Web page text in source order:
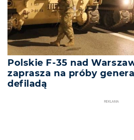
Polskie F-35 nad
zaprasza na próby
defiladą
REKLAMA